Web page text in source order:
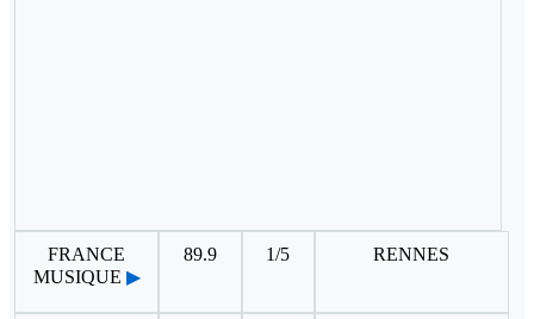
FRANCE
MUSIQUE ▶
89.9 1/5 RENNES